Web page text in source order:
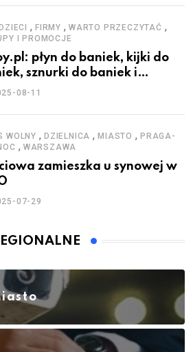
, FIRMY , WARTO PRZECZYTAĆ ,
I PROMOCJE
płyn do baniek, kijki do
sznurki do baniek i
do baniek
08-11
WOLNY , DZIELNICA ,MIASTO ,PRAGA-
, WARSZAWA
zamieszka u synowej w
07-29